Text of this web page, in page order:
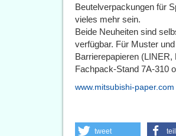
Beutelverpackungen für
vieles mehr sein.
Beide Neuheiten sind
verfügbar. Für Muster
Barrierepapieren
Fachpack-Stand 7A-310
www.mitsubishi-paper.com
tweet